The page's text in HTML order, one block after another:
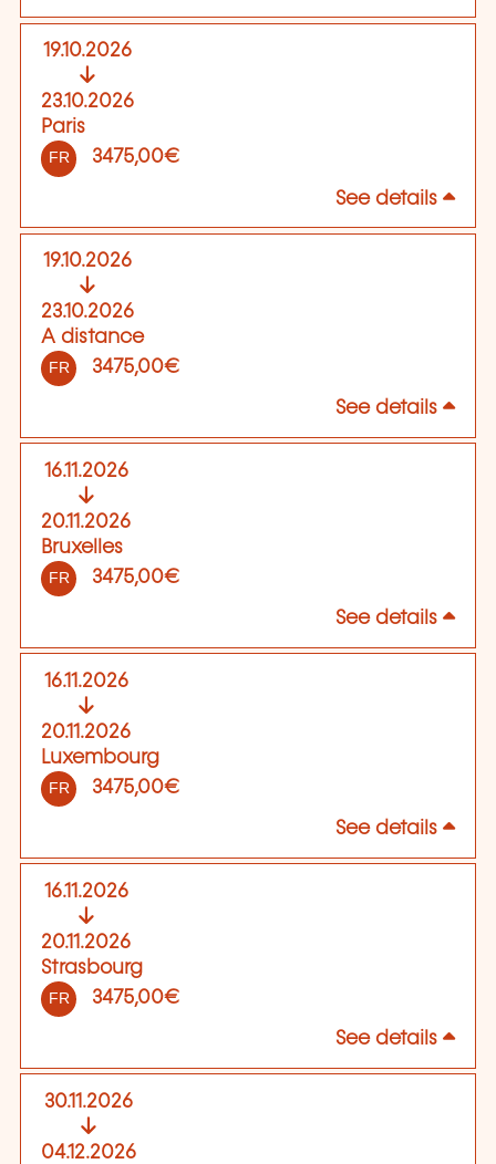
19.10.2026
23.10.2026
Paris
FR 3475,00€
See details
19.10.2026
23.10.2026
A distance
FR 3475,00€
See details
16.11.2026
20.11.2026
Bruxelles
FR 3475,00€
See details
16.11.2026
20.11.2026
Luxembourg
FR 3475,00€
See details
16.11.2026
20.11.2026
Strasbourg
FR 3475,00€
See details
30.11.2026
04.12.2026